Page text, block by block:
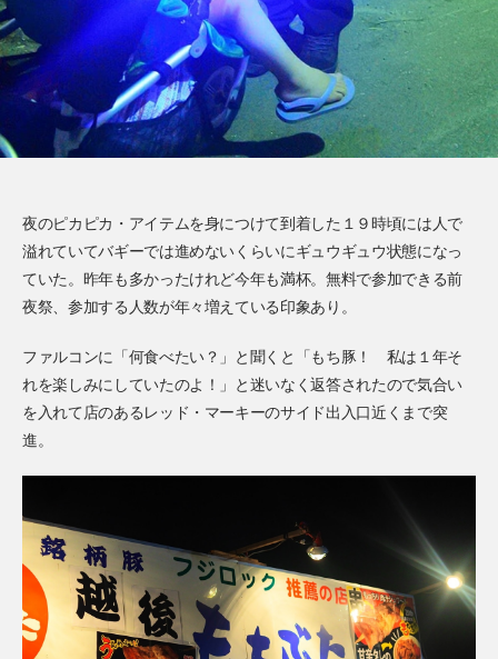
夜のピカピカ・アイテムを身につけて到着した１９時頃には人で
溢れていてバギーでは進めないくらいにギュウギュウ状態になっ
ていた。昨年も多かったけれど今年も満杯。無料で参加できる前
夜祭、参加する人数が年々増えている印象あり。
ファルコンに「何食べたい？」と聞くと「もち豚！ 私は１年そ
れを楽しみにしていたのよ！」と迷いなく返答されたので気合い
を入れて店のあるレッド・マーキーのサイド出入口近くまで突
進。